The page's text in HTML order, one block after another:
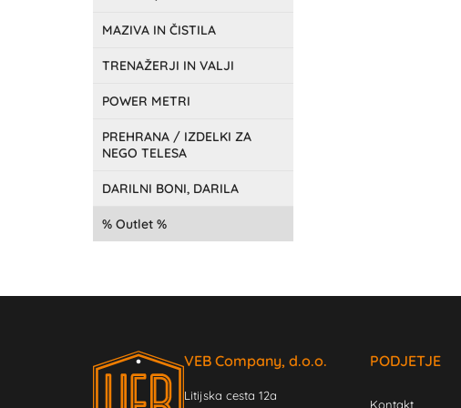
MAZIVA IN ČISTILA
TRENAŽERJI IN VALJI
POWER METRI
PREHRANA / IZDELKI ZA
NEGO TELESA
DARILNI BONI, DARILA
Outlet
VEB Company, d.o.o.
Litijska cesta 12a
PODJETJE
Kontakt